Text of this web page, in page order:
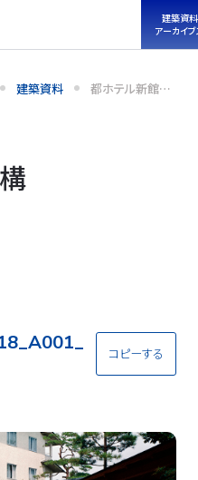
建築
アーカ
建築資料 都ホテル新館外
構
コピーする